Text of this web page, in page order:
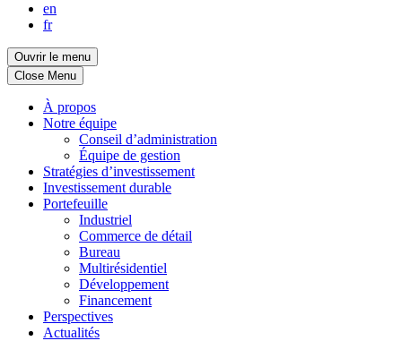
en
fr
Ouvrir le menu
Close Menu
À propos
Notre équipe
Conseil d’administration
Équipe de gestion
Stratégies d’investissement
Investissement durable
Portefeuille
Industriel
Commerce de détail
Bureau
Multirésidentiel
Développement
Financement
Perspectives
Actualités